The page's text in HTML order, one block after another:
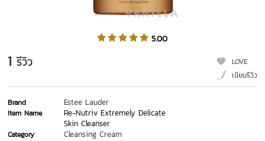
5.00
1 รีวิว
LOVE
เขียนรีวิว
Brand Estee Lauder
Item Name
Re-Nutriv Extremely Delicate
Skin Cleanser
Category Cleansing Cream